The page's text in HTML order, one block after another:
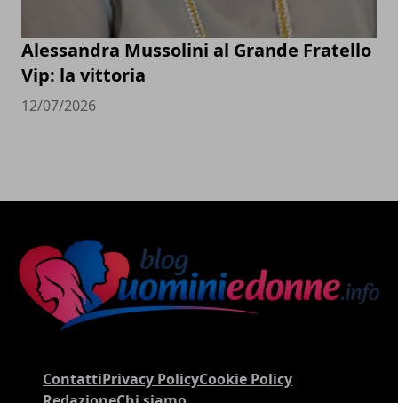
Alessandra Mussolini al Grande Fratello
Vip: la vittoria
12/07/2026
ContattiPrivacy PolicyCookie Policy